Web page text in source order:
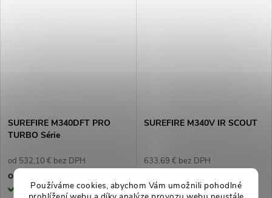
Používáme cookies, abychom Vám umožnili pohodlné
SUREFIRE M340DFT PRO
TURBO Série
od 532,10 € bez DPH
od
Skladom
SUREFIRE M340V IR SCOUT
633,69 € bez DPH
Skladom